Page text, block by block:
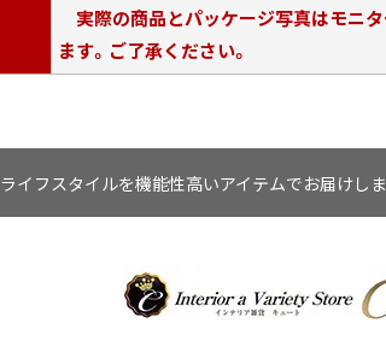
実際の商品とパッケージ写真はモニ
ます。ご了承ください。
イフスタイルを機能性高いアイテムでお届けし